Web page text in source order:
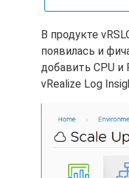
В продукте
появилась и
добавить CPU и
vRealize Log